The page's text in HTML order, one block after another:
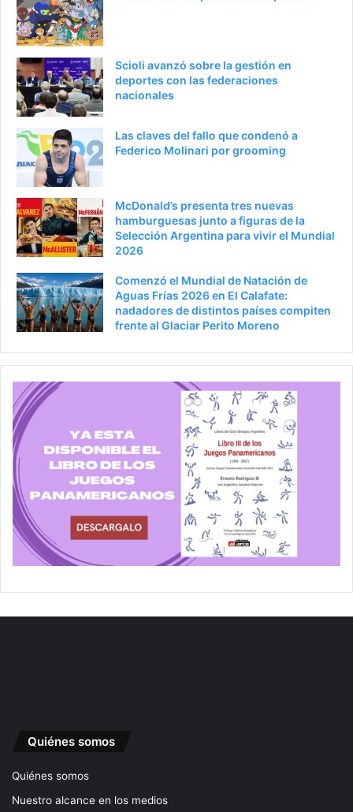
Scioli avanzó sobre la gestión en
deportes con las federaciones
nacionales
Las claves del fallo que condenó a
Federico Molinari por grooming
McDonald’s presenta tres nuevas
hamburguesas junto a figuras de la
Selección Argentina para vivir el Mundial
2026
Comenzó el Mundial de Natación de
Aguas Frías 2026 en El Calafate:
nadadores de distintos países compiten
frente al Glaciar Perito Moreno
Quiénes somos
Quiénes somos
Nuestro alcance en los medios